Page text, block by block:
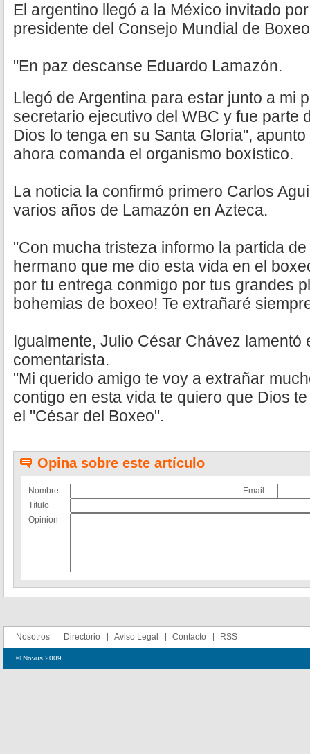
El argentino llegó a la México invitado
presidente del Consejo Mundial de
"En paz descanse Eduardo Lamazón.
Llegó de Argentina para estar junto a mi
secretario ejecutivo del WBC y fue parte
Dios lo tenga en su Santa Gloria",
ahora comanda el organismo boxístico.
La noticia la confirmó primero Carlos
varios años de Lamazón en Azteca.
"Con mucha tristeza informo la partida
hermano que me dio esta vida en el
por tu entrega conmigo por tus grandes
bohemias de boxeo! Te extrañaré
Igualmente, Julio César Chávez lamentó
comentarista.
"Mi querido amigo te voy a extrañar
contigo en esta vida te quiero que Dios
el "César del Boxeo".
Opina sobre este artículo
Nombre
Email
Título
Opinion
Nosotros Directorio Aviso Legal Contacto RSS
© Novus 2009